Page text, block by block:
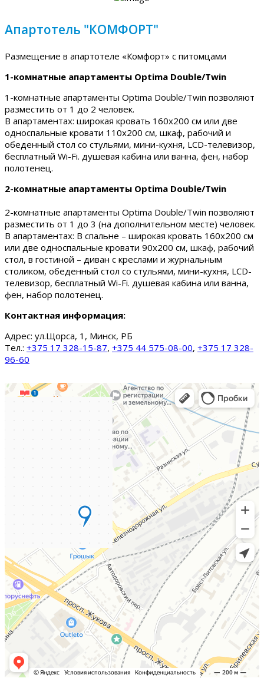
Апартотель "КОМФОРТ"
Размещение в апартотеле «Комфорт» с питомцами
1-комнатные апартаменты Optima Double/Twin
1-комнатные апартаменты Optima Double/Twin позволяют
разместить от 1 до 2 человек.
В апартаментах: широкая кровать 160х200 см или две
односпальные кровати 110х200 см, шкаф, рабочий и
обеденный стол со стульями, мини-кухня, LCD-телевизор,
бесплатный Wi-Fi. душевая кабина или ванна, фен, набор
полотенец.
2-комнатные апартаменты Optima Double/Twin
2-комнатные апартаменты Optima Double/Twin позволяют
разместить от 1 до 3 (на дополнительном месте) человек.
В апартаментах: В спальне – широкая кровать 160х200 см
или две односпальные кровати 90х200 см, шкаф, рабочий
стол, в гостиной – диван с креслами и журнальным
столиком, обеденный стол со стульями, мини-кухня, LCD-
телевизор, бесплатный Wi-Fi. душевая кабина или ванна,
фен, набор полотенец.
Контактная информация:
Адрес: ул.Щорса, 1, Минск, РБ
Тел.: +375 17 328-15-87, +375 44 575-08-00, +375 17 328-
96-60